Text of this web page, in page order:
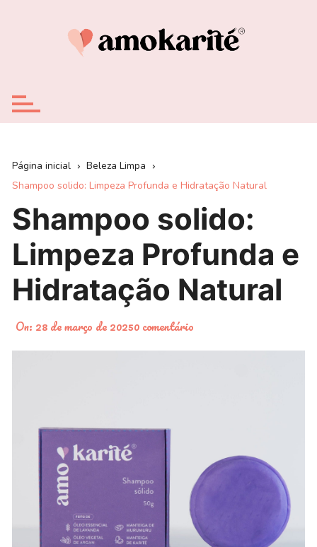
Página inicial
Beleza Limpa
Shampoo solido: Limpeza Profunda e Hidratação Natural
Shampoo solido:
Limpeza Profunda e
Hidratação Natural
On: 28 de março de 20250 comentário